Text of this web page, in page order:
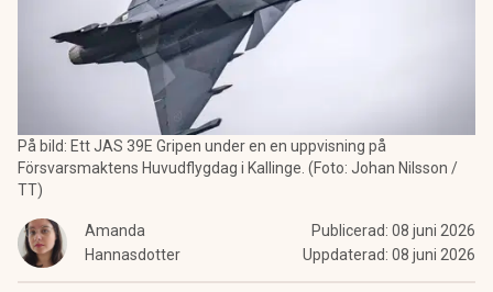
På bild: Ett JAS 39E Gripen under en en uppvisning på
Försvarsmaktens Huvudflygdag i Kallinge. (Foto: Johan Nilsson /
TT)
Amanda
Hannasdotter
Publicerad: 08 juni 2026
Uppdaterad: 08 juni 2026